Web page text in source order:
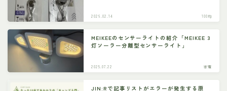
2026.02.14 100均
MEIKEEのセンサーライトの紹介「MEIKEE 3
灯ソーラー分離型センサーライト」
2025.07.22 家電
JIN:Rで記事リストがエラーが発生する原